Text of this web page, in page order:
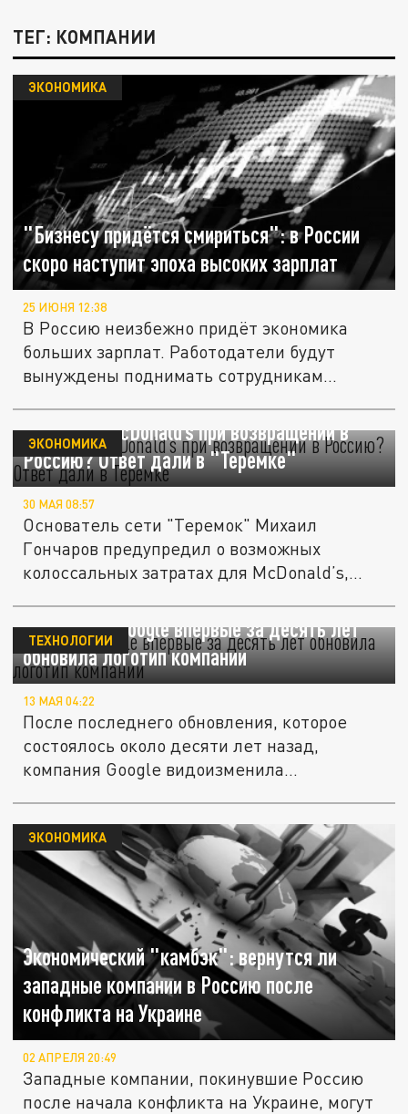
ТЕГ: КОМПАНИИ
"Бизнесу придётся смириться": в России
скоро наступит эпоха высоких зарплат
ЭКОНОМИКА
25 ИЮНЯ 12:38
В Россию неизбежно придёт экономика
больших зарплат. Работодатели будут
вынуждены поднимать сотрудникам...
Что ждёт McDonald’s при возвращении в
Россию? Ответ дали в "Теремке"
ЭКОНОМИКА
30 МАЯ 08:57
Основатель сети "Теремок" Михаил
Гончаров предупредил о возможных
колоссальных затратах для McDonald’s,
Новая "G": Google впервые за десять лет
обновила логотип компании
ТЕХНОЛОГИИ
13 МАЯ 04:22
После последнего обновления, которое
состоялось около десяти лет назад,
компания Google видоизменила
Экономический "камбэк": вернутся ли
западные компании в Россию после
конфликта на Украине
ЭКОНОМИКА
02 АПРЕЛЯ 20:49
Западные компании, покинувшие Россию
после начала конфликта на Украине, могут